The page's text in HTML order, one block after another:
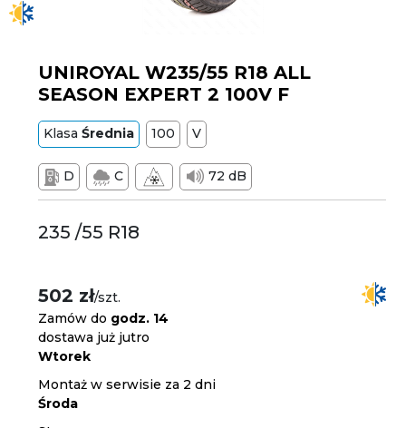
UNIROYAL W235/55 R18 ALL
SEASON EXPERT 2 100V F
KlasaŚrednia 100 V
D C 72 dB
235 /55 R18
502 zł/szt.
Zamów do godz. 14
dostawa już jutro
Wtorek
Montaż w serwisie za 2 dni
Środa